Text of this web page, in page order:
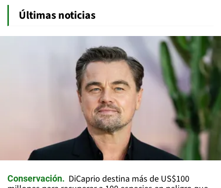
Últimas noticias
Conservación
DiCaprio destina más de US$100